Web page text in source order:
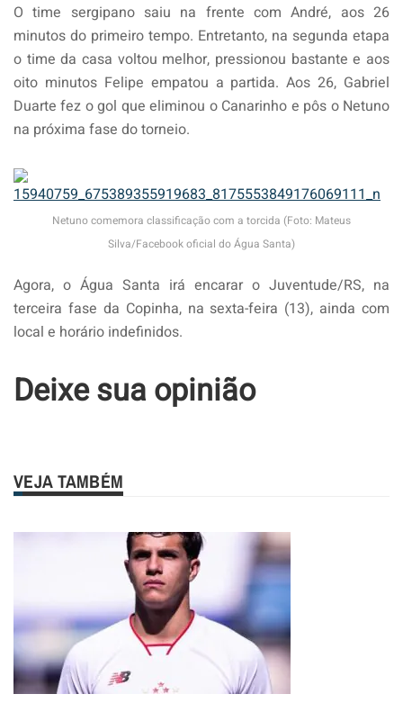
O time sergipano saiu na frente com André, aos 26
minutos do primeiro tempo. Entretanto, na segunda etapa
o time da casa voltou melhor, pressionou bastante e aos
oito minutos Felipe empatou a partida. Aos 26, Gabriel
Duarte fez o gol que eliminou o Canarinho e pôs o Netuno
na próxima fase do torneio.
Netuno comemora classificação com a torcida (Foto: Mateus
Silva/Facebook oficial do Água Santa)
Agora, o Água Santa irá encarar o Juventude/RS, na
terceira fase da Copinha, na sexta-feira (13), ainda com
local e horário indefinidos.
Deixe sua opinião
VEJA TAMBÉM